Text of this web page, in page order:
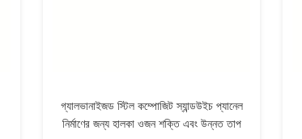
গ্যালভানাইজড স্টিল কম্পোজিট স্যান্ডউইচ প্যানেল
নির্মাণের জন্য হালকা ওজন শক্তি এবং উন্নত তাপ